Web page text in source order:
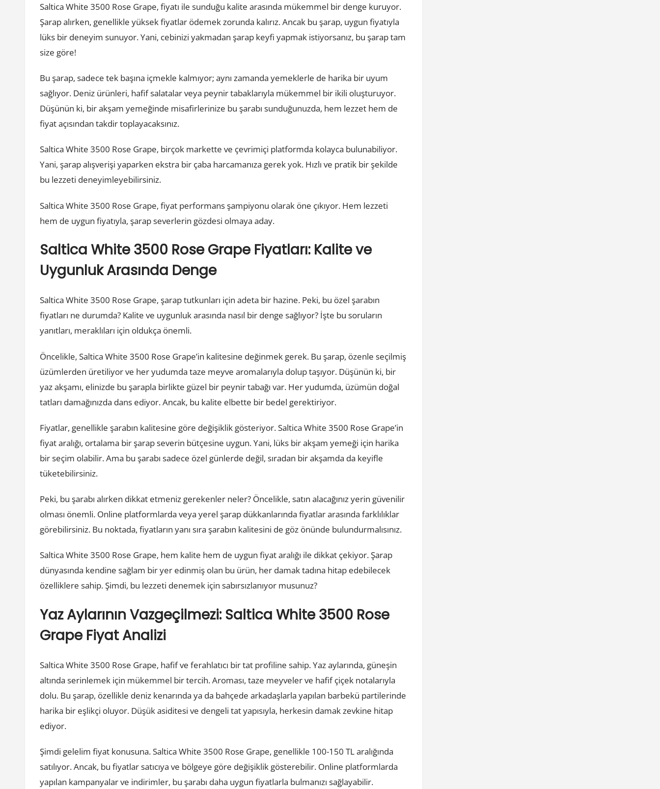
Saltica White 3500 Rose Grape, fiyatı ile sunduğu kalite arasında mükemmel bir denge kuruyor.
Şarap alırken, genellikle yüksek fiyatlar ödemek zorunda kalırız. Ancak bu şarap, uygun fiyatıyla
lüks bir deneyim sunuyor. Yani, cebinizi yakmadan şarap keyfi yapmak istiyorsanız, bu şarap tam
size göre!
Bu şarap, sadece tek başına içmekle kalmıyor; aynı zamanda yemeklerle de harika bir uyum
sağlıyor. Deniz ürünleri, hafif salatalar veya peynir tabaklarıyla mükemmel bir ikili oluşturuyor.
Düşünün ki, bir akşam yemeğinde misafirlerinize bu şarabı sunduğunuzda, hem lezzet hem de
fiyat açısından takdir toplayacaksınız.
Saltica White 3500 Rose Grape, birçok markette ve çevrimiçi platformda kolayca bulunabiliyor.
Yani, şarap alışverişi yaparken ekstra bir çaba harcamanıza gerek yok. Hızlı ve pratik bir şekilde
bu lezzeti deneyimleyebilirsiniz.
Saltica White 3500 Rose Grape, fiyat performans şampiyonu olarak öne çıkıyor. Hem lezzeti
hem de uygun fiyatıyla, şarap severlerin gözdesi olmaya aday.
Saltica White 3500 Rose Grape Fiyatları: Kalite ve
Uygunluk Arasında Denge
Saltica White 3500 Rose Grape, şarap tutkunları için adeta bir hazine. Peki, bu özel şarabın
fiyatları ne durumda? Kalite ve uygunluk arasında nasıl bir denge sağlıyor? İşte bu soruların
yanıtları, meraklıları için oldukça önemli.
Öncelikle, Saltica White 3500 Rose Grape’in kalitesine değinmek gerek. Bu şarap, özenle seçilmiş
üzümlerden üretiliyor ve her yudumda taze meyve aromalarıyla dolup taşıyor. Düşünün ki, bir
yaz akşamı, elinizde bu şarapla birlikte güzel bir peynir tabağı var. Her yudumda, üzümün doğal
tatları damağınızda dans ediyor. Ancak, bu kalite elbette bir bedel gerektiriyor.
Fiyatlar, genellikle şarabın kalitesine göre değişiklik gösteriyor. Saltica White 3500 Rose Grape’in
fiyat aralığı, ortalama bir şarap severin bütçesine uygun. Yani, lüks bir akşam yemeği için harika
bir seçim olabilir. Ama bu şarabı sadece özel günlerde değil, sıradan bir akşamda da keyifle
tüketebilirsiniz.
Peki, bu şarabı alırken dikkat etmeniz gerekenler neler? Öncelikle, satın alacağınız yerin güvenilir
olması önemli. Online platformlarda veya yerel şarap dükkanlarında fiyatlar arasında farklılıklar
görebilirsiniz. Bu noktada, fiyatların yanı sıra şarabın kalitesini de göz önünde bulundurmalısınız.
Saltica White 3500 Rose Grape, hem kalite hem de uygun fiyat aralığı ile dikkat çekiyor. Şarap
dünyasında kendine sağlam bir yer edinmiş olan bu ürün, her damak tadına hitap edebilecek
özelliklere sahip. Şimdi, bu lezzeti denemek için sabırsızlanıyor musunuz?
Yaz Aylarının Vazgeçilmezi: Saltica White 3500 Rose
Grape Fiyat Analizi
Saltica White 3500 Rose Grape, hafif ve ferahlatıcı bir tat profiline sahip. Yaz aylarında, güneşin
altında serinlemek için mükemmel bir tercih. Aroması, taze meyveler ve hafif çiçek notalarıyla
dolu. Bu şarap, özellikle deniz kenarında ya da bahçede arkadaşlarla yapılan barbekü partilerinde
harika bir eşlikçi oluyor. Düşük asiditesi ve dengeli tat yapısıyla, herkesin damak zevkine hitap
ediyor.
Şimdi gelelim fiyat konusuna. Saltica White 3500 Rose Grape, genellikle 100-150 TL aralığında
satılıyor. Ancak, bu fiyatlar satıcıya ve bölgeye göre değişiklik gösterebilir. Online platformlarda
yapılan kampanyalar ve indirimler, bu şarabı daha uygun fiyatlarla bulmanızı sağlayabilir.